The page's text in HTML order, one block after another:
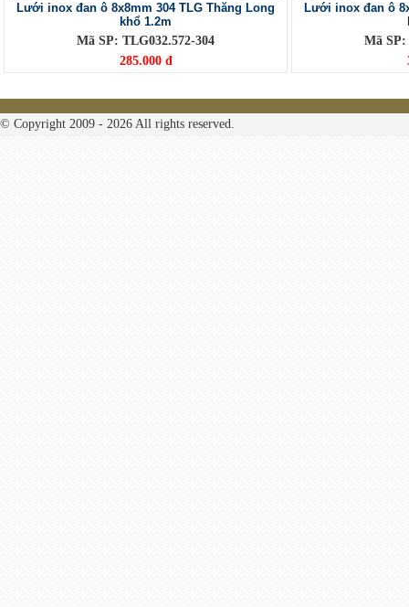
Lưới inox đan ô 8x8mm 304 TLG Thăng Long
khổ 1.2m
Mã SP: TLG032.572-304
285.000 đ
Lưới inox đan ô
Mã SP:
© Copyright 2009 - 2026 All rights reserved.